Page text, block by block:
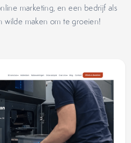
marketing, en een bedrijf als
wilde maken om te groeien!